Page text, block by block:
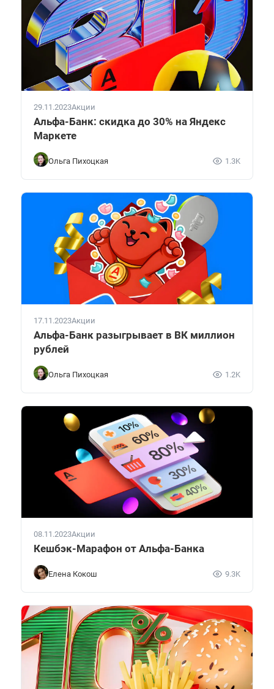
29.11.2023Акции
Альфа-Банк: скидка до 30% на Яндекс
Маркете
Ольга Пихоцкая 1.3K
17.11.2023Акции
Альфа-Банк разыгрывает в ВК миллион
рублей
Ольга Пихоцкая 1.2K
08.11.2023Акции
Кешбэк-Марафон от Альфа-Банка
Елена Кокош 9.3K